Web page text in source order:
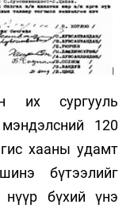
их сургууль
120
хааны удамт
бүтээлийг
нүүр бүхий үнэ